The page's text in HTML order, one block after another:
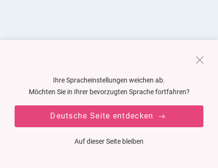
Ihre Spracheinstellungen weichen ab.
Möchten Sie in Ihrer bevorzugten Sprache fortfahren?
Deutsche Seite entdecken
Auf dieser Seite bleiben